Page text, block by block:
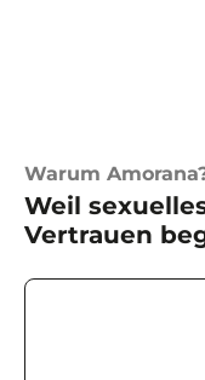
Warum
Weil
Vertrauen